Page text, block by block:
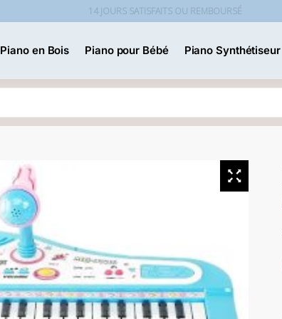
14 JOURS SATISFAITS OU REMBOURSÉ
Piano en Bois Piano pour Bébé Piano Synthétiseur